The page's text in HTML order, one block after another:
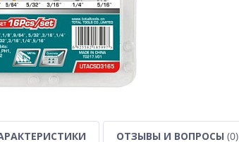
ОТЗЫВЫ И ВОПРОСЫ (0)